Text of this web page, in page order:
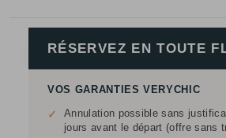
RÉSERVEZ EN TOUTE
VOS GARANTIES VERYCHIC
✓
Annulation possible sans
jours avant le départ (offre sans